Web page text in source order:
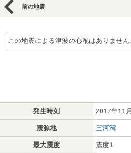
前の地震
この地震による津波の心配はありません
発生時刻 2017年11
震源地 三河湾
最大震度 震度1